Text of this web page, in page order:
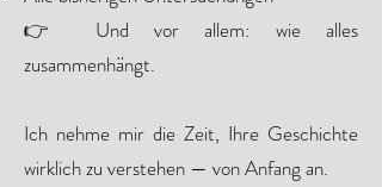
👉 Und vor allem: wie alles
zusammenhängt.
Ich nehme mir die Zeit, Ihre Geschichte
wirklich zu verstehen — von Anfang an.